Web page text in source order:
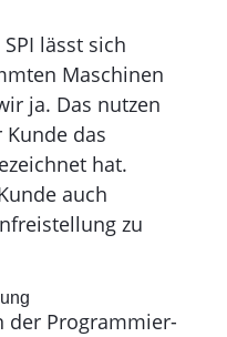
lässt sich
Maschi­nen
ja. Das nutzen
das
hat.
auch
zu
der Programmier-